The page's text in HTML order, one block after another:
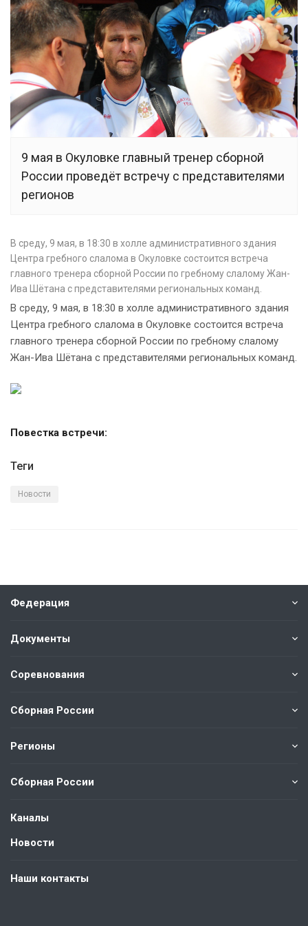
9 мая в Окуловке главный тренер сборной
России проведёт встречу с представителями
регионов
В среду, 9 мая, в 18:30 в холле административного здания
Центра гребного слалома в Окуловке состоится встреча
главного тренера сборной России по гребному слалому Жан-
Ива Шётана с представителями региональных команд.
В среду, 9 мая, в 18:30 в холле административного здания
Центра гребного слалома в Окуловке состоится встреча
главного тренера сборной России по гребному слалому
Жан-Ива Шётана с представителями региональных команд.
Повестка встречи:
Теги
Новости
Федерация
Документы
Соревнования
Сборная России
Регионы
Сборная России
Каналы
Новости
Наши контакты